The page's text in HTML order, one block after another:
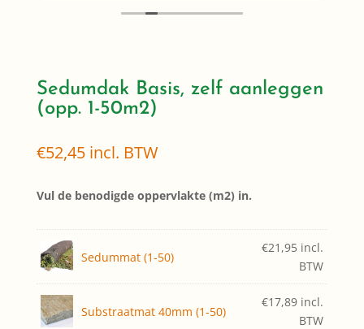
Sedumdak Basis, zelf aanleggen
(opp. 1-50m2)
€52,45 incl. BTW
Vul de benodigde oppervlakte (m2) in.
Sedummat (1-50)
€21,95 incl.
BTW
Substraatmat 40mm (1-50)
€17,89 incl.
BTW